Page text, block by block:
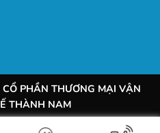
CỔ PHẦN THƯƠNG MẠI VẬN
THÀNH NAM